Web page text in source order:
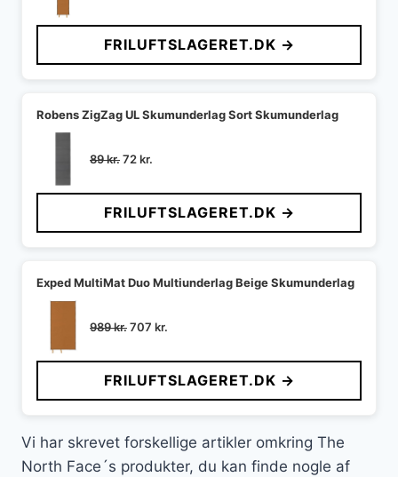
pris
var:
659 kr..
pris
er:
471 kr..
FRILUFTSLAGERET.DK →
Robens ZigZag UL Skumunderlag Sort Skumunderlag
89kr.Den
pris
var:
89 kr..
72kr.
pris
er:
72 kr..
FRILUFTSLAGERET.DK →
Exped MultiMat Duo Multiunderlag Beige Skumunderlag
989kr.Den
pris
var:
989 kr..
707 kr.
pris
er:
707 kr..
FRILUFTSLAGERET.DK →
Vi har skrevet forskellige artikler omkring The
North Face´s produkter, du kan finde nogle af